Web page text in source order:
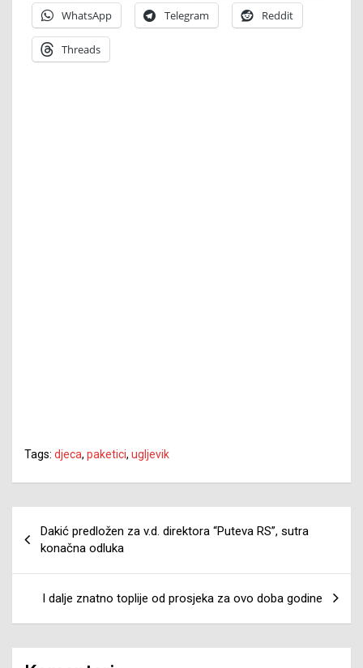
WhatsApp Telegram Reddit
Threads
Tags: djeca, paketici, ugljevik
članaka
Dakić predložen za v.d. direktora “Puteva RS”, sutra
konačna odluka
I dalje znatno toplije od prosjeka za ovo doba godine